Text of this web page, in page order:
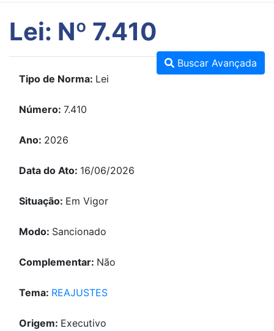
Lei: Nº 7.410
Buscar Avançada
Tipo de Norma: Lei
Número: 7.410
Ano: 2026
Data do Ato: 16/06/2026
Situação: Em Vigor
Modo: Sancionado
Complementar: Não
Tema: REAJUSTES
Origem: Executivo